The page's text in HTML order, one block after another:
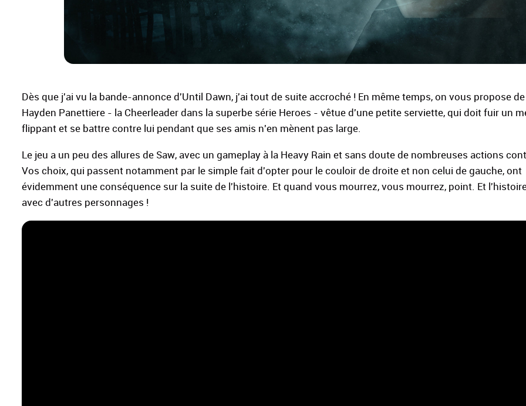
Dès que j'ai vu la bande-annonce d'Until Dawn, j'ai tout de suite accroché ! En même temps, on vous propose
Hayden Panettiere - la Cheerleader dans la superbe série Heroes - vêtue d'une petite serviette, qui doit fuir un
flippant et se battre contre lui pendant que ses amis n'en mènent pas large.
Le jeu a un peu des allures de Saw, avec un gameplay à la Heavy Rain et sans doute de nombreuses actions
Vos choix, qui passent notamment par le simple fait d'opter pour le couloir de droite et non celui de gauche, ont
évidemment une conséquence sur la suite de l'histoire. Et quand vous mourrez, vous mourrez, point. Et
avec d'autres personnages !